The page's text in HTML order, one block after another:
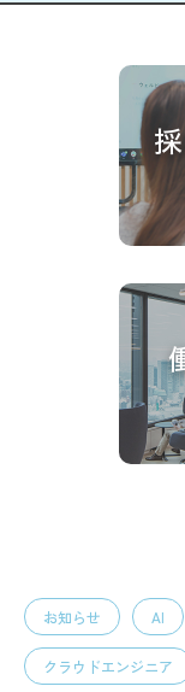
お知らせ AI
クラウドエンジニア